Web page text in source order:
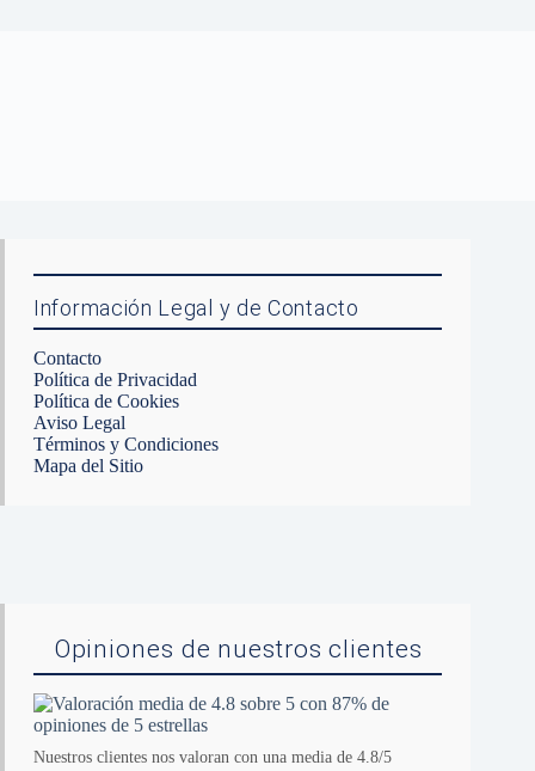
Información Legal y de Contacto
Contacto
Política de Privacidad
Política de Cookies
Aviso Legal
Términos y Condiciones
Mapa del Sitio
Opiniones de nuestros clientes
Nuestros clientes nos valoran con una media de 4.8/5